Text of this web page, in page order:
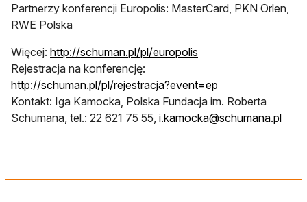
Partnerzy konferencji Europolis: MasterCard, PKN Orlen,
RWE Polska
Więcej: http://schuman.pl/pl/europolis
Rejestracja na konferencję:
http://schuman.pl/pl/rejestracja?event=ep
Kontakt: Iga Kamocka, Polska Fundacja im. Roberta
Schumana, tel.: 22 621 75 55, i.kamocka@schumana.pl